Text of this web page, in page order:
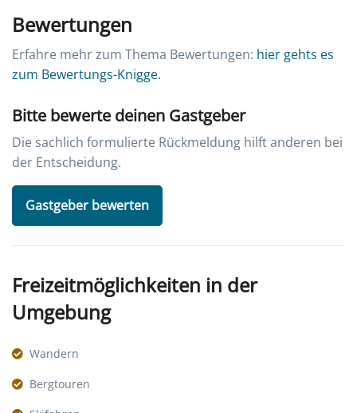
Bewertungen
Erfahre mehr zum Thema Bewertungen: hier gehts es
zum Bewertungs-Knigge.
Bitte bewerte deinen Gastgeber
Die sachlich formulierte Rückmeldung hilft anderen bei
der Entscheidung.
Gastgeber bewerten
Freizeitmöglichkeiten in der
Umgebung
Wandern
Bergtouren